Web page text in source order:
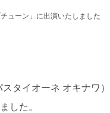
ューン」に出演いたしました
タイオーネ オキナワ
した。